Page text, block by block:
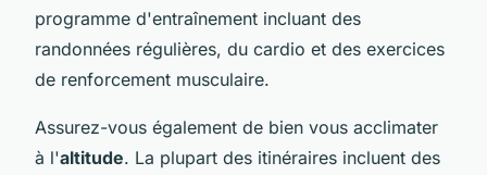
programme d'entraînement incluant des
randonnées régulières, du cardio et des exercices
de renforcement musculaire.
Assurez-vous également de bien vous acclimater
à l'altitude. La plupart des itinéraires incluent des